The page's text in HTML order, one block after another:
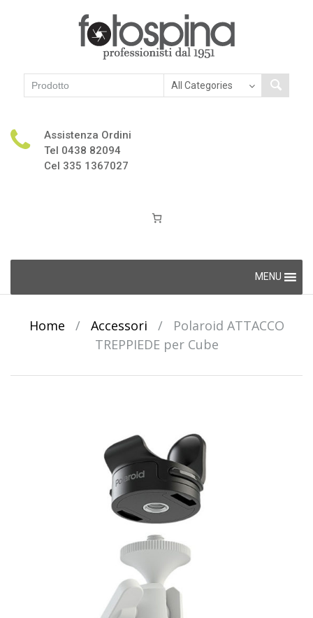
Assistenza Ordini
Tel 0438 82094
Cel 335 1367027
content
MENU
Home / Accessori /
Polaroid ATTACCO
TREPPIEDE per Cube